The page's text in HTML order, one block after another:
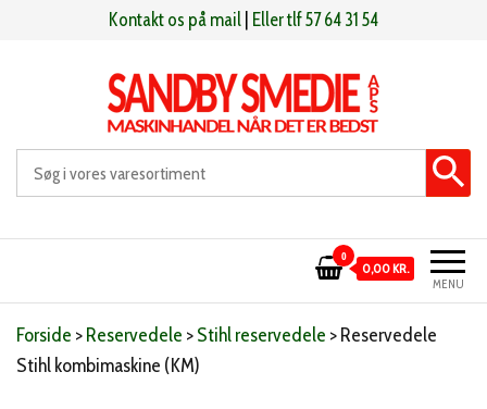
Kontakt os på mail Eller tlf 57 64 31 54
Sandby smeden Maskinhandel når det er bedst
MENU
0
0,00 KR.
Forside >Reservedele >Stihl reservedele >Reservedele
Stihl kombimaskine (KM)